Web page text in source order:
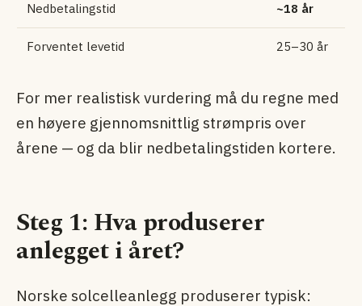
Nedbetalingstid ~18 år
Forventet levetid 25–30 år
For mer realistisk vurdering må du regne med
en høyere gjennomsnittlig strømpris over
årene — og da blir nedbetalingstiden kortere.
Steg 1: Hva produserer
anlegget i året?
Norske solcelleanlegg produserer typisk: